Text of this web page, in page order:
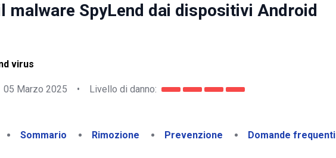
malware SpyLend dai dispositivi Android
virus
05 Marzo 2025 • Livello di danno:
Sommario Rimozione Prevenzione Domande frequenti